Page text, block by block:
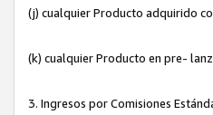
(j) cualquier Producto adquirido
(k) cualquier Producto en pre-
3. Ingresos por Comisiones